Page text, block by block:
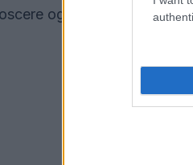
ogni dettaglio e